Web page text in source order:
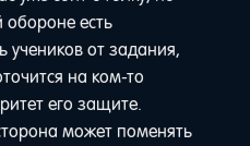
есть
учеников от задания,
на ком-то
его защите.
может поменять